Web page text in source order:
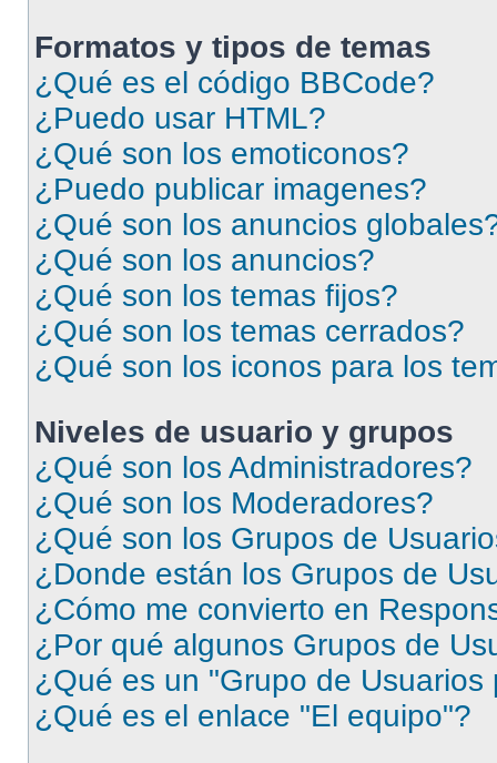
Formatos y tipos de temas
¿Qué es el código BBCode?
¿Puedo usar HTML?
¿Qué son los emoticonos?
¿Puedo publicar imagenes?
¿Qué son los anuncios
¿Qué son los anuncios?
¿Qué son los temas fijos?
¿Qué son los temas cerrados?
¿Qué son los iconos para los
Niveles de usuario y grupos
¿Qué son los Administradores?
¿Qué son los Moderadores?
¿Qué son los Grupos de
¿Donde están los Grupos de
¿Cómo me convierto en
¿Por qué algunos Grupos de
¿Qué es un "Grupo de Usuarios
¿Qué es el enlace "El equipo"?